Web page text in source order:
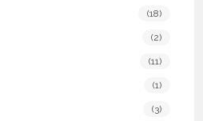
(18)
(2)
(11)
(1)
(3)